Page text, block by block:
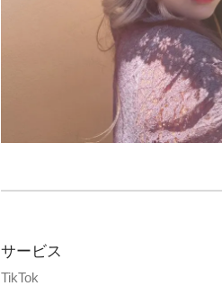
サービス
TikTok